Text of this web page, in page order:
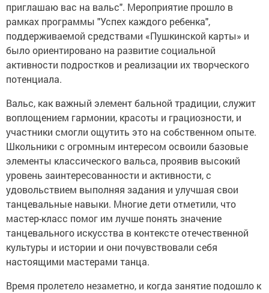
приглашаю вас на вальс". Мероприятие прошло в
рамках программы "Успех каждого ребенка",
поддерживаемой средствами «Пушкинской карты» и
было ориентировано на развитие социальной
активности подростков и реализации их творческого
потенциала.
Вальс, как важный элемент бальной традиции, служит
воплощением гармонии, красоты и грациозности, и
участники смогли ощутить это на собственном опыте.
Школьники с огромным интересом освоили базовые
элементы классического вальса, проявив высокий
уровень заинтересованности и активности, с
удовольствием выполняя задания и улучшая свои
танцевальные навыки. Многие дети отметили, что
мастер-класс помог им лучше понять значение
танцевального искусства в контексте отечественной
культуры и истории и они почувствовали себя
настоящими мастерами танца.
Время пролетело незаметно, и когда занятие подошло к